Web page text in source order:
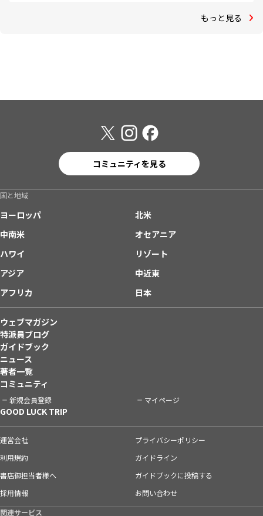
もっと見る
コミュニティを見る
国と地域
ヨーロッパ
北米
中南米
オセアニア
ハワイ
リゾート
アジア
中近東
アフリカ
日本
ウェブマガジン
特派員ブログ
ガイドブック
ニュース
著者一覧
コミュニティ
新規会員登録 マイページ
GOOD LUCK TRIP
運営会社
プライバシーポリシー
利用規約
ガイドライン
書店御担当者様へ
ガイドブックに投稿する
採用情報
お問い合わせ
関連サービス